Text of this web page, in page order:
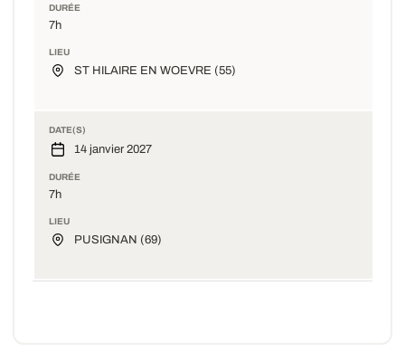
DURÉE
7h
LIEU
ST HILAIRE EN WOEVRE (55)
DATE(S)
14 janvier 2027
DURÉE
7h
LIEU
PUSIGNAN (69)